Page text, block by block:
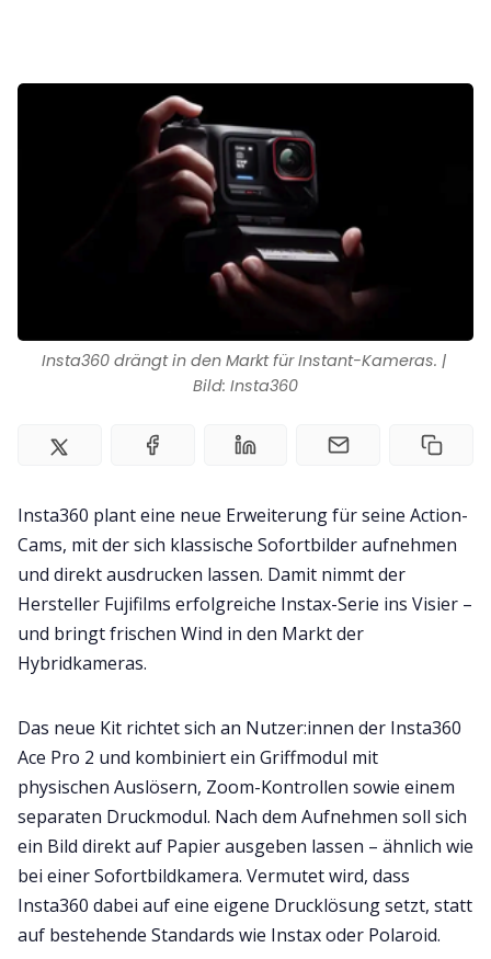
Kontakt
Impressum
Insta360 drängt in den Markt für Instant-Kameras. |
Bild: Insta360
Insta360 plant eine neue Erweiterung für seine Action-
Cams, mit der sich klassische Sofortbilder aufnehmen
und direkt ausdrucken lassen. Damit nimmt der
Hersteller Fujifilms erfolgreiche Instax-Serie ins Visier –
und bringt frischen Wind in den Markt der
Hybridkameras.
Das neue Kit richtet sich an Nutzer:innen der Insta360
Ace Pro 2 und kombiniert ein Griffmodul mit
physischen Auslösern, Zoom-Kontrollen sowie einem
separaten Druckmodul. Nach dem Aufnehmen soll sich
ein Bild direkt auf Papier ausgeben lassen – ähnlich wie
bei einer Sofortbildkamera. Vermutet wird, dass
Insta360 dabei auf eine eigene Drucklösung setzt, statt
auf bestehende Standards wie Instax oder Polaroid.